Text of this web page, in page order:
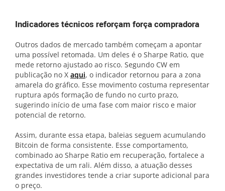
Indicadores técnicos reforçam força compradora
Outros dados de mercado também começam a apontar
uma possível retomada. Um deles é o Sharpe Ratio, que
mede retorno ajustado ao risco. Segundo CW em
publicação no X aqui, o indicador retornou para a zona
amarela do gráfico. Esse movimento costuma representar
ruptura após formação de fundo no curto prazo,
sugerindo início de uma fase com maior risco e maior
potencial de retorno.
Assim, durante essa etapa, baleias seguem acumulando
Bitcoin de forma consistente. Esse comportamento,
combinado ao Sharpe Ratio em recuperação, fortalece a
expectativa de um rali. Além disso, a atuação desses
grandes investidores tende a criar suporte adicional para
o preço.